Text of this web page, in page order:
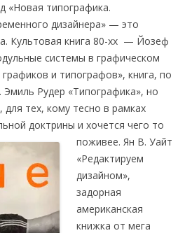
«Новая типографика.
дизайнера» — это
Культовая книга 80-хх — Йозеф
системы в графическом
и типографов», книга, по
Эмиль Рудер «Типографика», но
для тех, кому тесно в рамках
доктрины и хочется чего то
поживее. Ян В. Уайт
«Редактируем
дизайном»,
задорная
американская
книжка от мега